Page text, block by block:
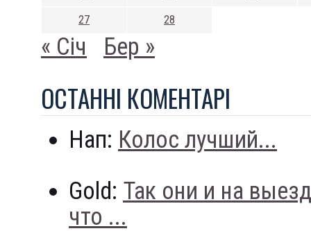
27 28
« Січ Бер »
ОСТАННI КОМЕНТАРI
Нап: Колос лучший...
Gold: Так они и на
что ...